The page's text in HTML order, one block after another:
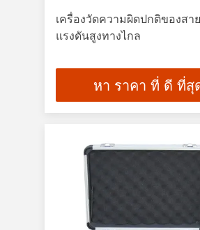
เครื่องวัดความผิดปกติของสาย
แรงดันสูงทางไกล
หา ราคา ที่ ดี ที่สุ